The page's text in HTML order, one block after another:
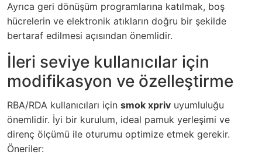
Ayrıca geri dönüşüm programlarına katılmak, boş
hücrelerin ve elektronik atıkların doğru bir şekilde
bertaraf edilmesi açısından önemlidir.
İleri seviye kullanıcılar için
modifikasyon ve özelleştirme
RBA/RDA kullanıcıları için smok xpriv uyumluluğu
önemlidir. İyi bir kurulum, ideal pamuk yerleşimi ve
direnç ölçümü ile oturumu optimize etmek gerekir.
Öneriler: